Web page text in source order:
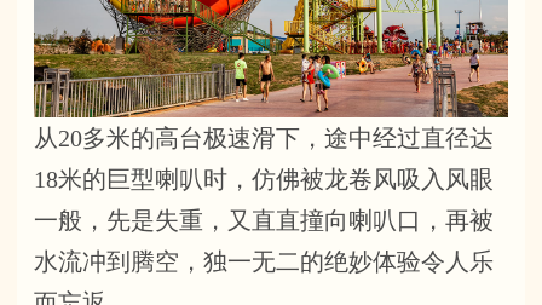
从20多米的高台极速滑下，途中经过直径达
18米的巨型喇叭时，仿佛被龙卷风吸入风眼
一般，先是失重，又直直撞向喇叭口，再被
水流冲到腾空，独一无二的绝妙体验令人乐